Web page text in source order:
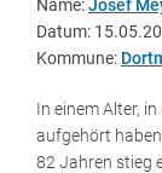
Name:Josef
Datum:
Kommune:
In einem Alter,
aufgehört
82 Jahren stieg